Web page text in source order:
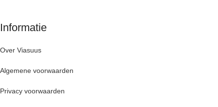
Informatie
Over Viasuus
Algemene voorwaarden
Privacy voorwaarden